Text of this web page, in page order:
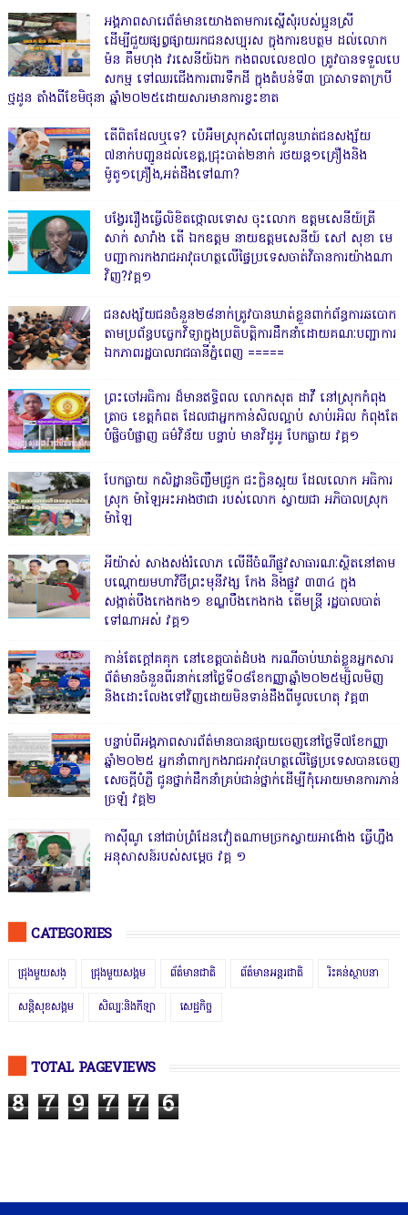
អង្គភាពសារេព័ត៌មានយោងតាមការស្នើសុំរបស់ប្អូនស្រី
ដើម្បីជួយផ្សព្វផ្សាយរកជនសប្បុរស ក្នុងការឧបត្ថម ដល់លោក
ម៉ន គឹមហុង វរសេនីយ៍ឯក កងពលលេខ៧០ ត្រូវបានទទួលបេ
សកម្ម ទៅឈរជើងការពារទឹកដី ក្នុងតំបន់ទី៣ ប្រាសាទតាក្របី
ថ្មដូន តាំងពីខែមិថុនា ឆ្នាំ២០២៥ដោយសារមានការខ្វះខាត
តើពិតដែលឬទេ? ប៉េអឹមស្រុកសំពៅលូនឃាត់ជនសង្ស័យ
៧នាក់បញ្ជូនដល់ខេត្ត,ជ្រុះបាត់២នាក់ រថយន្ត១គ្រឿងនិង
ម៉ូតូ១គ្រឿង,អត់ដឹងទៅណា?
បង្វែររឿងធ្វើលិខិតថ្កោលទោស ចុះលោក ឧត្តមសេនីយ៍ត្រី
សាក់ សារាំង តើ ឯកឧត្តម នាយឧត្តមសេនីយ៍ សៅ សុខា មេ
បញ្ជាការកងរាជអាវុធហត្ថលើផ្ទៃប្រទេសចាត់វិធានការយ៉ាងណា
វិញ?វគ្គ១
ជនសង្ស័យជនចំនួន២៨នាក់ត្រូវបានឃាត់ខ្លួនពាក់ព័ន្ធការឆបោក
តាមប្រព័ន្ធបច្ចេកវិទ្យាក្នុងប្រតិបត្តិការដឹកនាំដោយគណៈបញ្ជាការ
ឯកភាពរដ្ឋបាលរាជធានីភ្នំពេញ ‎=====
ព្រះចៅអធិការ ដ៏មានឥទ្ធិពល លោកសុត ដាវី នៅស្រុកកំពុង
ត្រាច ខេត្តកំពត ដែលជាអ្នកកាន់សិលល្អាប់ សាប់រអិល កំពុងតែ
បំផ្លិចបំផ្លាញ ធម៌វិន័យ បន្ទាប់ មានវិដូអូ បែកធ្លាយ វគ្គ១
បែកធ្លាយ កសិដ្ឋានចិញ្ចឹមជ្រូក ជះក្លិនស្អុយ ដែលលោក អធិការ
ស្រុក ម៉ាឡៃអះអាងថាជា របស់លោក ស្វាយជា អភិបាលស្រុក
ម៉ាឡៃ
អីយ៉ាស់ សាងសង់រំលោភ លើដីចំណីផ្លូវសាធារណៈស្ថិតនៅតាម
បណ្ដោយមហាវិថីព្រះមុនីវង្ស កែង និងផ្លូវ ៣៣៤ ក្នុង
សង្កាត់បឹងកេងកង១ ខណ្ឌបឹងកេងកង តើមន្ត្រី រដ្ឋបាលបាត់
ទៅណាអស់ វគ្គ១
កាន់តែក្តៅគគុក នៅខេត្តបាត់ដំបង ករណីចាប់ឃាត់ខ្លួនអ្នកសារ
ព័ត៌មានចំនួនពីរនាក់នៅថ្ងៃទី០៨ខែកញ្ញាឆ្នាំ២០២៥ម្សិលមិញ
និងដោះលែងទៅវិញដោយមិនទាន់ដឹងពីមូលហេតុ វគ្គ៣
បន្ទាប់ពីអង្គភាពសារព័ត៌មានបានផ្សាយចេញនៅថ្ងៃទី៧ខែកញ្ញា
ឆ្នាំ២០២៥ អ្នកនាំពាក្យកងរាជអាវុធហត្ថលើផ្ទៃប្រទេសបានចេញ
សេចក្តីបំភ្លឺ ជូនថ្នាក់ដឹកនាំគ្រប់ជាន់ថ្នាក់ដើម្បីកុំអោយមានការភាន់
ច្រឡំ វគ្គ២
កាសុីណូ នៅជាប់ព្រំដែនវៀតណាមច្រកស្វាយអាង៉ោង ធ្វើហ្នឹង
អនុសាសន៍របស់សម្ដេច វគ្គ ១
CATEGORIES
ជ្រុងមួយសង្ ជ្រុងមួយសង្គម ព័ត៌មានជាតិ ព័ត៌មានអន្តរជាតិ រិះគន់ស្ថាបនា
សន្តិសុខសង្គម សិល្បៈនិងកីឡា សេដ្ឋកិច្ច
TOTAL PAGEVIEWS
8 7 9 7 7 6